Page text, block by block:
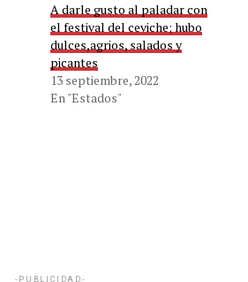
A darle gusto al paladar con
el festival del ceviche; hubo
dulces,agrios, salados y
picantes
13 septiembre, 2022
En "Estados"
-PUBLICIDAD-